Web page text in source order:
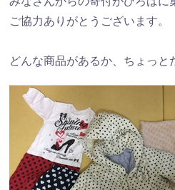
ご協力ありがとうございます。
どんな商品があるか、ちょっと